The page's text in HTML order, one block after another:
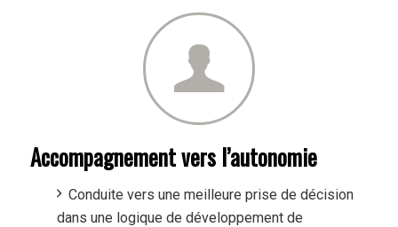
Accompagnement vers l’autonomie
Conduite vers une meilleure prise de décision
dans une logique de développement de